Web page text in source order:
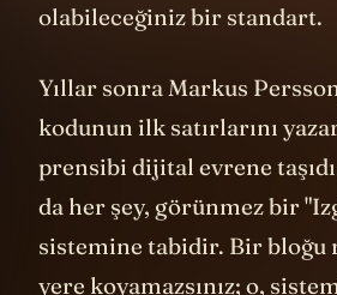
olabileceğiniz bir standart.
Yıllar sonra Markus
kodunun ilk satırlarını
prensibi dijital evrene
da her şey, görünmez bir
sistemine tabidir. Bir bloğu
yere koyamazsınız; o,